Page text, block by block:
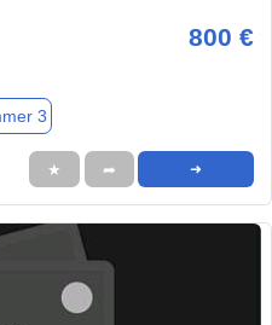
800 €
3
★ ➦ ➜